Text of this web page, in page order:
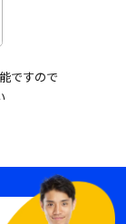
ですので